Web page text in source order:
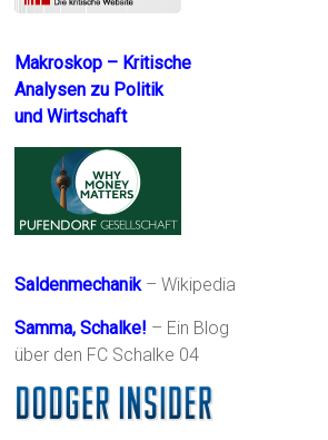
Makroskop – Kritische
Analysen zu Politik
und Wirtschaft
Saldenmechanik– Wikipedia
Samma, Schalke! – Ein Blog
über den FC Schalke 04